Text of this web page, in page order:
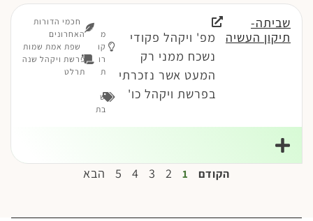
שביתה-
תיקון העשיה
מפ' ויקהל פקודי
נשכח ממני רק
המעט אשר נזכרתי
בפרשת ויקהל כו'
מ
קו
רו
ת
ש
בת
חכמי הדורות
האחרונים
שפת אמת שמות
פרשת ויקהל שנה
תרלט
הקודם 1
2
3
4
5 הבא